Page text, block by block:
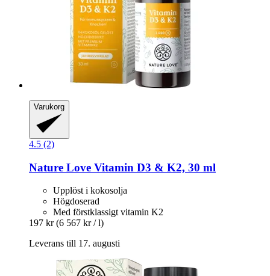
Varukorg
4.5 (2)
Nature Love Vitamin D3 & K2, 30 ml
Upplöst i kokosolja
Högdoserad
Med förstklassigt vitamin K2
197 kr (6 567 kr / l)
Leverans till 17. augusti